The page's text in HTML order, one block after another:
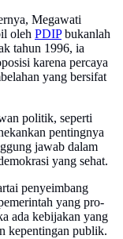
Megawati
oleh PDIPbukanlah
tahun 1996, ia
karena percaya
yang bersifat
politik, seperti
pentingnya
jawab dalam
yang sehat.
penyeimbang
yang pro-
ada kebijakan yang
kepentingan publik.